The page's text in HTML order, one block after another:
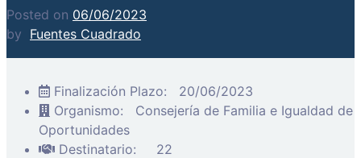
Posted on 06/06/2023
by Fuentes Cuadrado
Finalización Plazo:
20/06/2023
Organismo:
Consejería de Familia e Igualdad de
Oportunidades
Destinatario:
22